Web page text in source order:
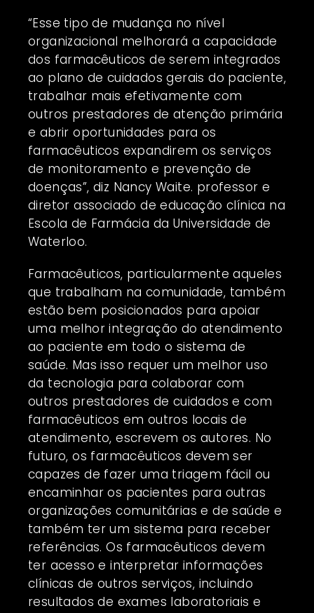
“Esse tipo de mudança no nível
organizacional melhorará a capacidade
dos farmacêuticos de serem integrados
ao plano de cuidados gerais do paciente,
trabalhar mais efetivamente com
outros prestadores de atenção primária
e abrir oportunidades para os
farmacêuticos expandirem os serviços
de monitoramento e prevenção de
doenças”, diz Nancy Waite. professor e
diretor associado de educação clínica na
Escola de Farmácia da Universidade de
Waterloo.
Farmacêuticos, particularmente aqueles
que trabalham na comunidade, também
estão bem posicionados para apoiar
uma melhor integração do atendimento
ao paciente em todo o sistema de
saúde. Mas isso requer um melhor uso
da tecnologia para colaborar com
outros prestadores de cuidados e com
farmacêuticos em outros locais de
atendimento, escrevem os autores. No
futuro, os farmacêuticos devem ser
capazes de fazer uma triagem fácil ou
encaminhar os pacientes para outras
organizações comunitárias e de saúde e
também ter um sistema para receber
referências. Os farmacêuticos devem
ter acesso e interpretar informações
clínicas de outros serviços, incluindo
resultados de exames laboratoriais e